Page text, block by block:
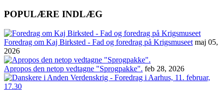
POPULÆRE INDLÆG
Foredrag om Kaj Birksted - Fad og foredrag på Krigsmuseet maj 05,
2026
Apropos den netop vedtagne "Sprogpakke". feb 28, 2026